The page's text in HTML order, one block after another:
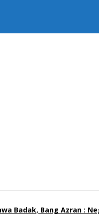
Badak, Bang Azran :